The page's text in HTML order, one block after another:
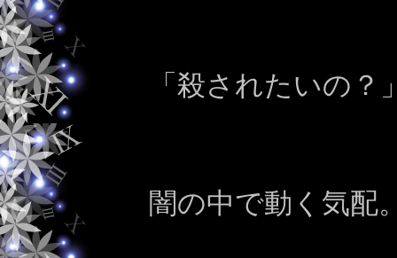
「殺されたいの？
闇の中で動く気配